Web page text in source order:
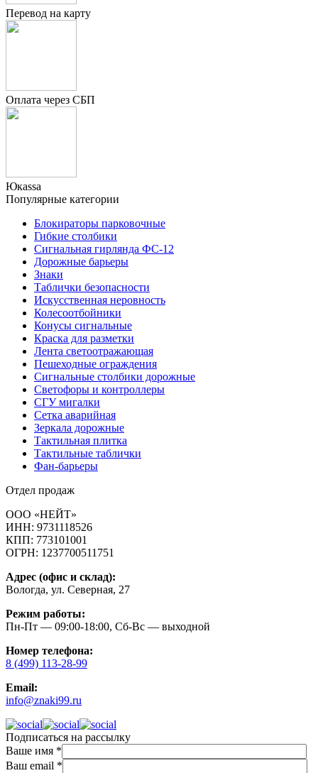
Перевод на карту
Оплата через СБП
Юкаssа
Популярные категории
Блокираторы парковочные
Гибкие столбики
Сигнальная гирлянда ФС-12
Дорожные барьеры
Знаки
Таблички безопасности
Искусственная неровность
Колесоотбойники
Конусы сигнальные
Краска для разметки
Лента светоотражающая
Пешеходные ограждения
Сигнальные столбики дорожные
Светофоры и контроллеры
СГУ мигалки
Cетка аварийная
Зеркала дорожные
Тактильная плитка
Тактильные таблички
Фан-барьеры
Отдел продаж
ООО «НЕЙТ»
ИНН: 9731118526
КПП: 773101001
ОГРН: 1237700511751
Адрес (офис и склад):
Вологда, ул. Северная, 27
Режим работы:
Пн-Пт — 09:00-18:00, Сб-Вс — выходной
Номер телефона:
8 (499) 113-28-99
Email:
info@znaki99.ru
Подписаться на рассылку
Ваше имя *
Ваш email *